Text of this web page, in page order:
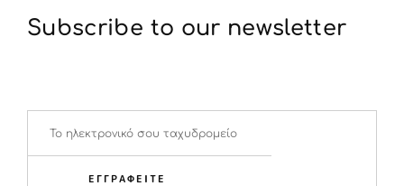
Subscribe to our newsletter
ΕΓΓΡΑΦΕΙΤΕ